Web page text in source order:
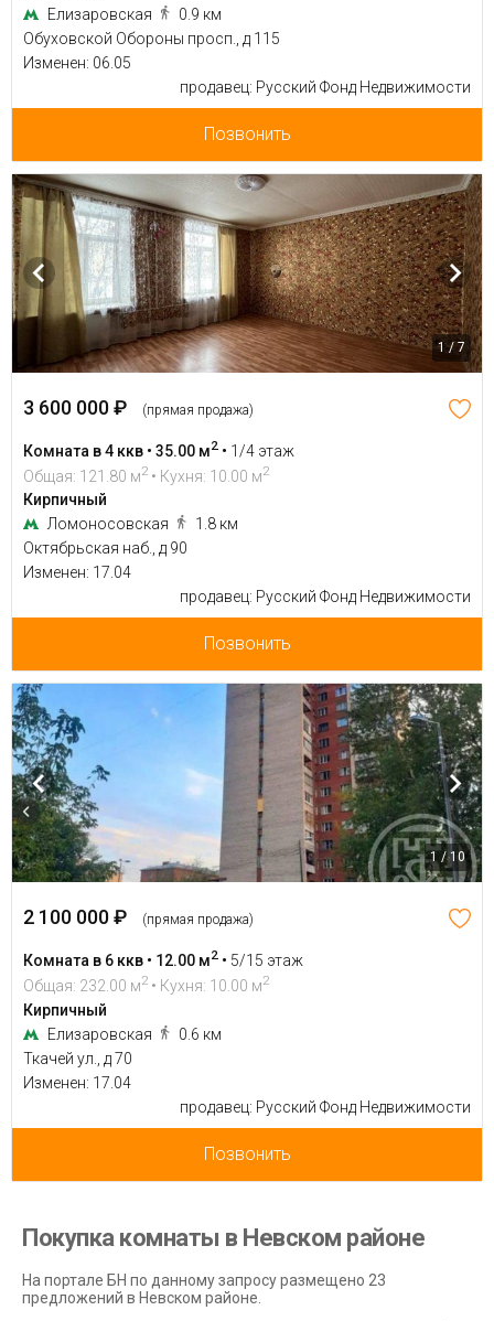
Елизаровская
0.9 км
Обуховской Обороны просп., д 115
Изменен: 06.05
продавец: Русский Фонд Недвижимости
Позвонить
1 / 7
3 600 000 ₽ (прямая продажа)
Комната в 4 ккв • 35.00 м2 • 1/4 этаж
Общая: 121.80 м2 • Кухня: 10.00 м2
Кирпичный
Ломоносовская
1.8 км
Октябрьская наб., д 90
Изменен: 17.04
продавец: Русский Фонд Недвижимости
Позвонить
1 / 10
2 100 000 ₽ (прямая продажа)
Комната в 6 ккв • 12.00 м2 • 5/15 этаж
Общая: 232.00 м2 • Кухня: 10.00 м2
Кирпичный
Елизаровская
0.6 км
Ткачей ул., д 70
Изменен: 17.04
продавец: Русский Фонд Недвижимости
Позвонить
Покупка комнаты в Невском районе
На портале БН по данному запросу размещено 23
предложений в Невском районе.